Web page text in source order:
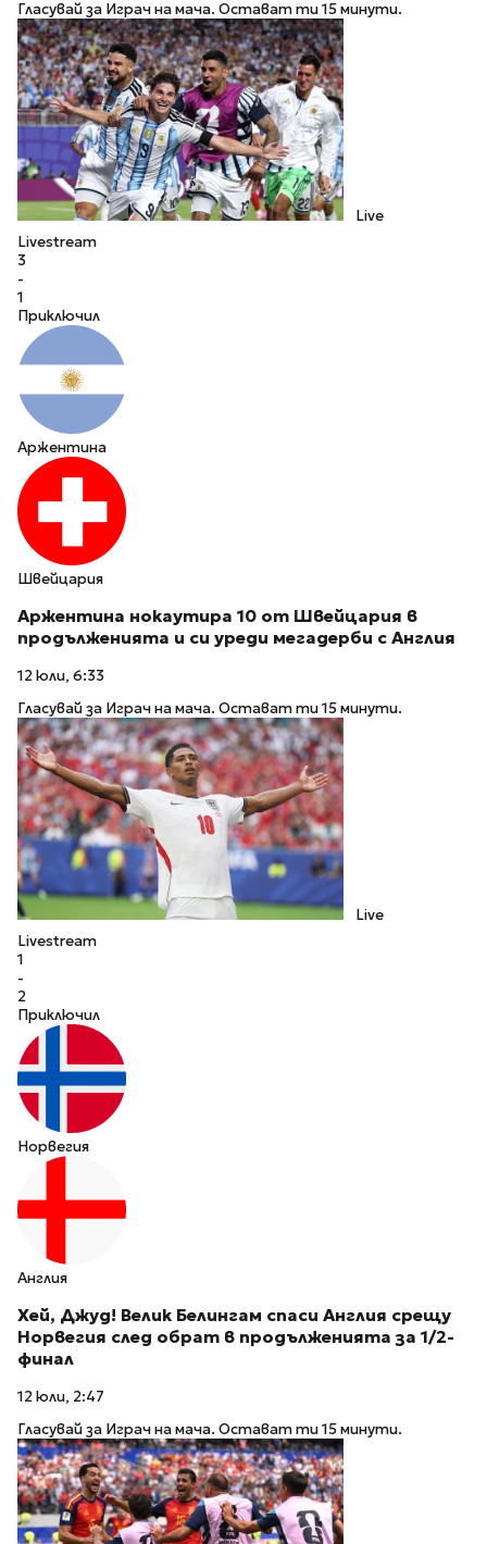
Гласувай за Играч на мача. Остават ти 15 минути.
Live
Livestream
3
-
1
Приключил
Аржентина
Швейцария
Аржентина нокаутира 10 от Швейцария в
продълженията и си уреди мегадерби с Англия
12 юли, 6:33
Гласувай за Играч на мача. Остават ти 15 минути.
Live
Livestream
1
-
2
Приключил
Норвегия
Англия
Хей, Джуд! Велик Белингам спаси Англия срещу
Норвегия след обрат в продълженията за 1/2-
финал
12 юли, 2:47
Гласувай за Играч на мача. Остават ти 15 минути.